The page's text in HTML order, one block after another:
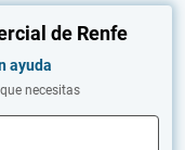
de Renfe
ayuda
necesitas